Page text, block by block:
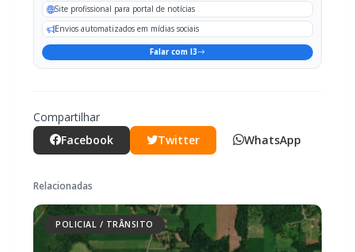
Compartilhar
Facebook
Twitter WhatsApp
Relacionadas
POLICIAL / TRÂNSITO